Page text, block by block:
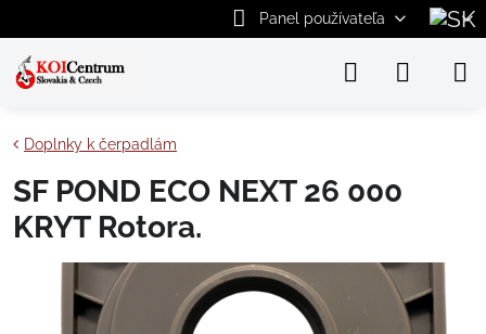
Panel používateľa
Doplnky k čerpadlám
SF POND ECO NEXT 26 000
KRYT Rotora.